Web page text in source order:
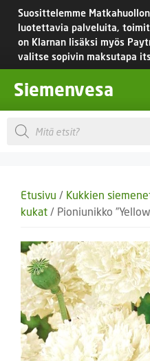
Siirry
sisältöön
Suosittelemme
luotettavia palveluita,
on Klarnan lisäksi myös
valitse sopivin maksutapa
Siemenvesa
Products
search
Etusivu / Kukkien
kukat / Pioniunikko